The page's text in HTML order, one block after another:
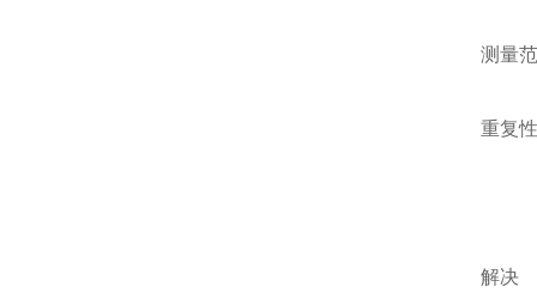
测量
重复性
解决